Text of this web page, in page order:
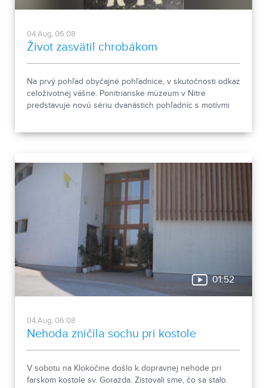
04.Aug, 06:08
Život zasvätil chrobákom
Na prvý pohľad obyčajné pohľadnice, v skutočnosti odkaz
celoživotnej vášne. Ponitrianske múzeum v Nitre
predstavuje novú sériu dvanástich pohľadníc s motívmi
odchode.
01:52
04.Aug, 06:08
Nehoda zničila sochu pri kostole
V sobotu na Klokočine došlo k dopravnej nehode pri
farskom kostole sv. Gorazda. Zistovali sme, čo sa stalo.